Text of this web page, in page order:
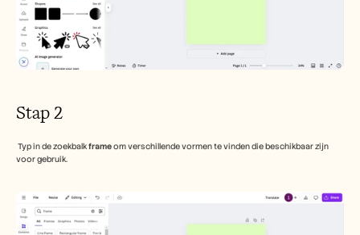
Stap 2
Typ in de zoekbalk frame om verschillende vormen te vinden die beschikbaar zijn
voor gebruik.